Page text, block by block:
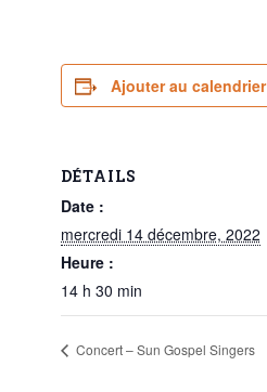
Ajouter au calendrier
DÉTAILS
Date :
mercredi 14 décembre, 2022
Heure :
14 h 30 min
Concert – Sun Gospel Singers